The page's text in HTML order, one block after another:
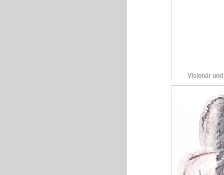
Visionär
Himmlisches